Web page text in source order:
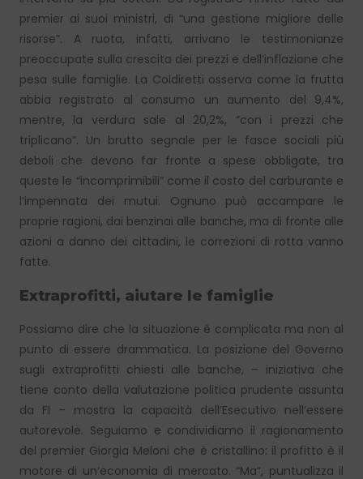
premier ai suoi ministri, di “una gestione migliore delle
risorse”. A ruota, infatti, arrivano le testimonianze
preoccupate sulla crescita dei prezzi e dell’inflazione che
pesa sulle famiglie. La Coldiretti osserva come la frutta
abbia registrato al consumo un aumento del 9,4%,
mentre, la verdura sale al 20,2%, “con i prezzi che
triplicano”. Un brutto segnale per le fasce sociali più
deboli che devono far fronte a spese obbligate, tra
queste le “incomprimibili” come il costo del carburante e
l’impennata dei mutui. Ognuno può accampare le
proprie ragioni, dai benzinai alle banche, ma di fronte alle
azioni a danno dei cittadini, le correzioni di rotta vanno
fatte.
Extraprofitti, aiutare le famiglie
Possiamo dire che la situazione è complicata ma non al
punto di essere drammatica. La posizione del Governo
sugli extraprofitti chiesti alle banche, – iniziativa che
tiene conto della valutazione politica prudente assunta
da FI – mostra la capacità dell’Esecutivo nell’essere
autorevole. Seguiamo e condividiamo il ragionamento
del premier Giorgia Meloni che è cristallino: il profitto è il
motore di un’economia di mercato. “Ma”, puntualizza il